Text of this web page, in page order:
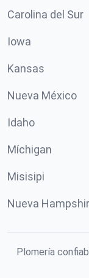
Carolina del Sur
Iowa
Kansas
Nueva México
Idaho
Míchigan
Misisipi
Nueva
Plomería